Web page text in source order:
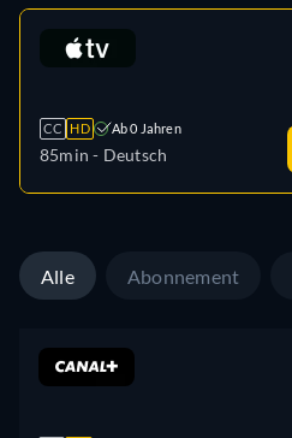
CC HD Ab 0 Jahren
85min - Deutsch
Alle Abonnement